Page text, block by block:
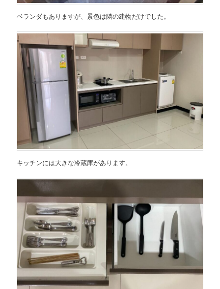
ベランダもありますが、景色は隣の建物だけでした。
キッチンには大きな冷蔵庫があります。